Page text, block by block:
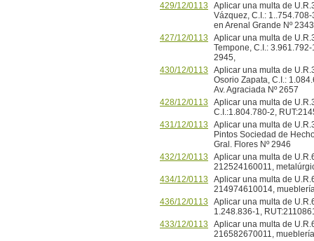
429/12/0113
Aplicar una multa de
Vázquez, C.I.:
en Arenal Grande Nº
427/12/0113
Aplicar una multa de
Tempone, C.I.:
2945,
430/12/0113
Aplicar una multa de
Osorio Zapata, C.I.:
Av. Agraciada Nº 2657
428/12/0113
Aplicar una multa de
C.I.:1.804.780-2,
431/12/0113
Aplicar una multa de
Pintos Sociedad de
Gral. Flores Nº 2946
432/12/0113
Aplicar una multa de
212524160011,
434/12/0113
Aplicar una multa de
214974610014,
436/12/0113
Aplicar una multa de
1.248.836-1,
433/12/0113
Aplicar una multa de
216582670011,